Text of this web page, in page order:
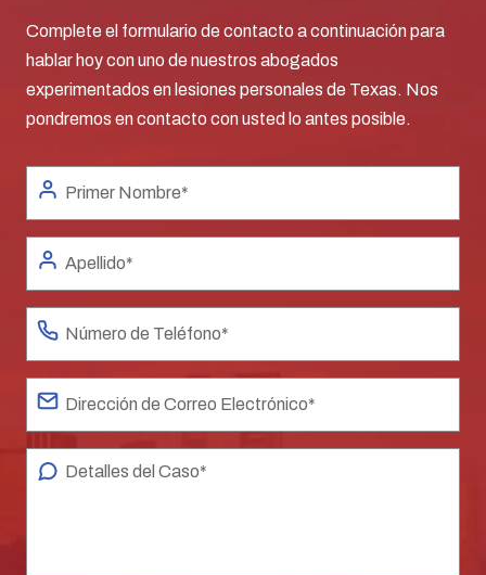
Complete el formulario de contacto a continuación para
hablar hoy con uno de nuestros abogados
experimentados en lesiones personales de Texas. Nos
pondremos en contacto con usted lo antes posible.